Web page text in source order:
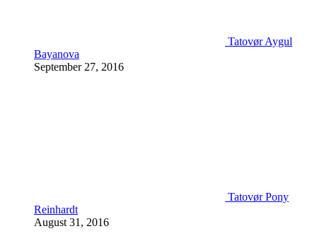
Tatovør Aygul
Bayanova
September 27, 2016
Tatovør Pony
Reinhardt
August 31, 2016